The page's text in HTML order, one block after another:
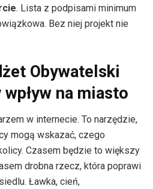
. Lista z podpisami minimum
Bez niej projekt nie
Obywatelski
na miasto
w internecie. To narzędzie,
mogą wskazać, czego
Czasem będzie to większy
drobna rzecz, która poprawi
Ławka, cień,